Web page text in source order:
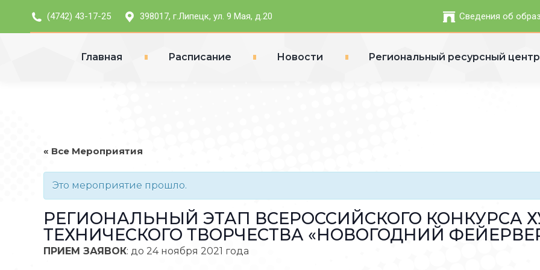
(4742) 43-17-25 398017, г.Липецк, ул. 9 Мая, д.20 Сведения об
Главная Расписание Новости Региональный ресурсный центр
« Все Мероприятия
Это мероприятие прошло.
РЕГИОНАЛЬНЫЙ ЭТАП ВСЕРОССИЙСКОГО КОНКУРСА
ТЕХНИЧЕСКОГО ТВОРЧЕСТВА «НОВОГОДНИЙ
ПРИЕМ ЗАЯВОК: до 24 ноября 2021 года